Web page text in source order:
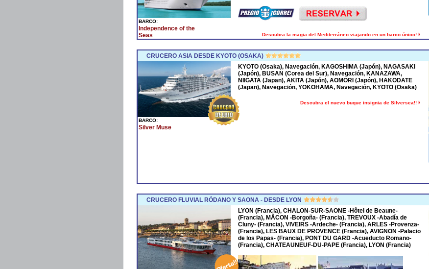
BARCO:
Independence of the
Seas
Descubra la magia del Mediterráneo viajando en un barco único!
CRUCERO ASIA DESDE KYOTO (OSAKA)
BARCO:
Silver Muse
KYOTO (Osaka), Navegación, KAGOSHIMA (Japón), NAGASAKI
(Japón), BUSAN (Corea del Sur), Navegación, KANAZAWA,
NIIGATA (Japan), AKITA (Japón), AOMORI (Japón), HAKODATE
(Japan), Navegación, YOKOHAMA, Navegación, KYOTO (Osaka)
Descubra el nuevo buque insignia de Silversea!!
CRUCERO FLUVIAL RÓDANO Y SAONA - DESDE LYON
LYON (Francia), CHALON-SUR-SAONE -Hôtel de Beaune-
(Francia), MÂCON -Borgoña- (Francia), TREVOUX -Abadía de
Cluny- (Francia), VIVEIRS -Ardeche- (Francia), ARLES -Provenza-
(Francia), LES BAUX DE PROVENCE (Francia), AVIGNON -Palacio
de los Papas- (Francia), PONT DU GARD -Acueducto Romano-
(Francia), CHATEAUNEUF-DU-PAPE (Francia), LYON (Francia)